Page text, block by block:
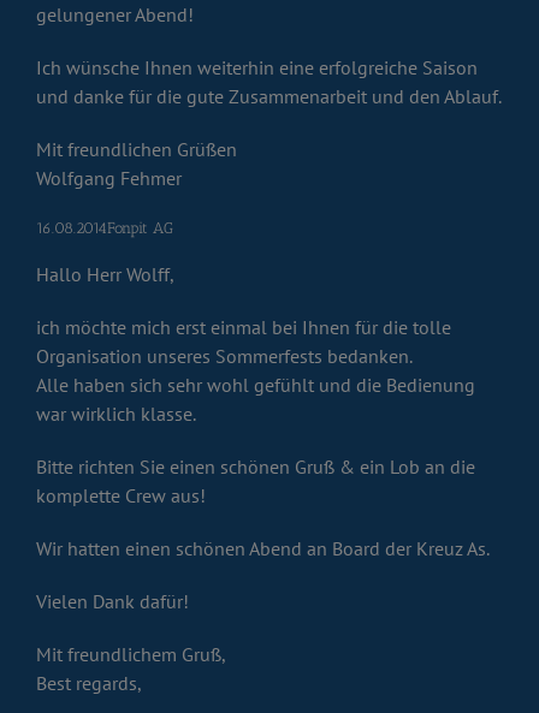
gelungener Abend!
Ich wünsche Ihnen weiterhin eine erfolgreiche Saison
und danke für die gute Zusammenarbeit und den Ablauf.
Mit freundlichen Grüßen
Wolfgang Fehmer
16.08.2014Fonpit AG
Hallo Herr Wolff,
ich möchte mich erst einmal bei Ihnen für die tolle
Organisation unseres Sommerfests bedanken.
Alle haben sich sehr wohl gefühlt und die Bedienung
war wirklich klasse.
Bitte richten Sie einen schönen Gruß & ein Lob an die
komplette Crew aus!
Wir hatten einen schönen Abend an Board der Kreuz As.
Vielen Dank dafür!
Mit freundlichem Gruß,
Best regards,